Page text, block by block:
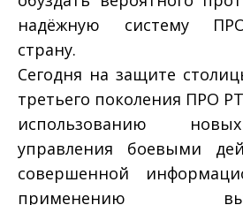
надёжную систему
страну.
Сегодня на защите
третьего поколения ПРО
использованию
управления боевыми
совершенной
применению